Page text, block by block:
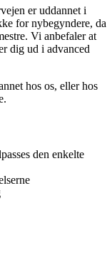
er uddannet i
for nybegyndere, da
Vi anbefaler at
dig ud i advanced
hos os, eller hos
den enkelte